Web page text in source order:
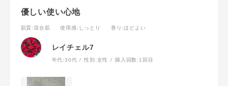
優しい使い心地
肌質:混合肌 使用感:しっとり 香り :ほどよい
レイチェル7
年代:30代 性別:女性 購入回数: 1回目